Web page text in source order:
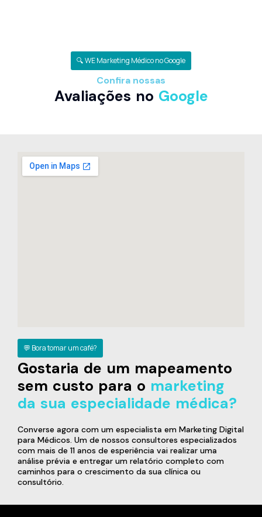
🔍 WE Marketing Médico no Google
Confira nossas
Avaliações no Google
💬 Bora tomar um café?
Gostaria de um mapeamento
sem custo para o marketing
da sua especialidade médica?
Converse agora com um especialista em Marketing Digital
para Médicos. Um de nossos consultores especializados
com mais de 11 anos de esperiência vai realizar uma
análise prévia e entregar um relatório completo com
caminhos para o crescimento da sua clínica ou
consultório.